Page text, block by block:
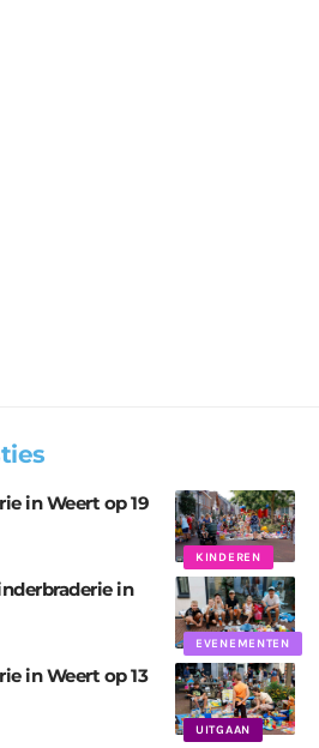
KINDEREN
in Weert op 19
EVENEMENTEN
in
UITGAAN
in Weert op 13